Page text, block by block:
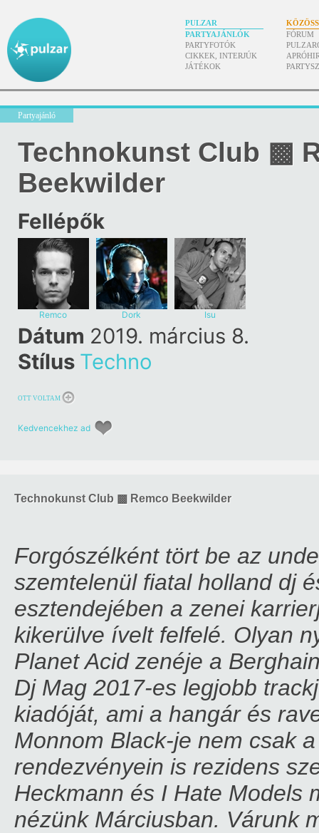
PULZAR
PARTYAJÁNLÓK
PARTYFOTÓK
CIKKEK, INTERJÚK
JÁTÉKOK
FÓRUM
Partyajánló
Technokunst Club ▩
Beekwilder
Fellépők
Remco
Beekwilder
Dork Isu
Dátum 2019. március 8.
Stílus Techno
OTT VOLTAM
Kedvencekhez ad
Technokunst Club ▩ Remco Beekwilder
Forgószélként tört be az
szemtelenül fiatal holland dj
esztendejében a zenei
kikerülve ívelt felfelé. Olyan
Planet Acid zenéje a
Dj Mag 2017-es legjobb
kiadóját, ami a hangár és
Monnom Black-je nem csak
rendezvényein is rezidens
Heckmann és I Hate Models
nézünk Márciusban. Várunk